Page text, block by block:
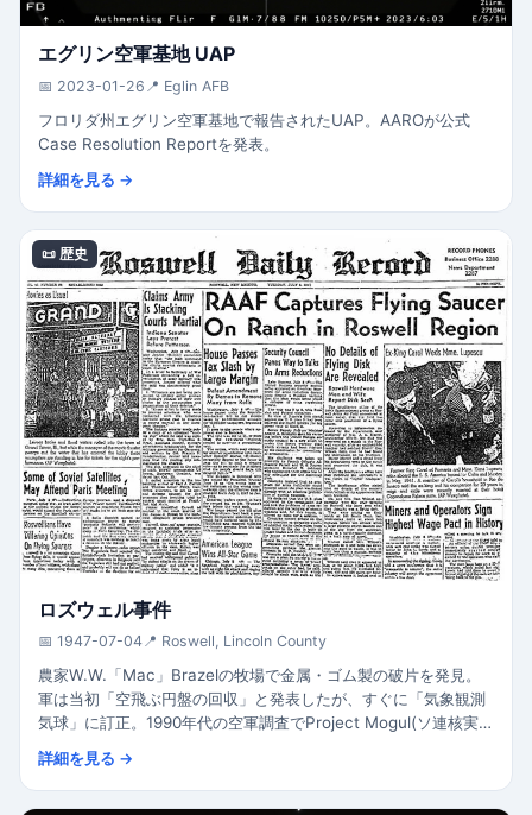
エグリン空軍基地 UAP
📅 2023-01-26 📍 Eglin AFB
フロリダ州エグリン空軍基地で報告されたUAP。AAROが公式
Case Resolution Reportを発表。
詳細を見る →
📜 歴史
ロズウェル事件
📅 1947-07-04📍 Roswell, Lincoln County
農家W.W.「Mac」Brazelの牧場で金属・ゴム製の破片を発見。
軍は当初「空飛ぶ円盤の回収」と発表したが、すぐに「気象観測
気球」に訂正。1990年代の空軍調査でProject Mogul(ソ連核実
験監視用の高高度気球)の残骸と公式結論。
詳細を見る →